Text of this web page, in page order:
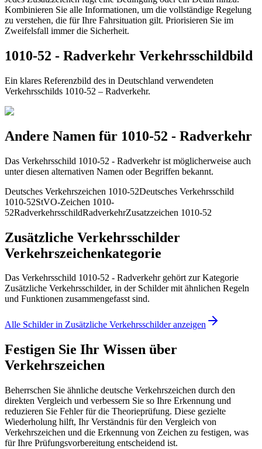
Kombinieren Sie alle Informationen, um die vollständige Regelung
zu verstehen, die für Ihre Fahrsituation gilt. Priorisieren Sie im
Zweifelsfall immer die Sicherheit.
1010-52 - Radverkehr Verkehrsschildbild
Ein klares Referenzbild des in Deutschland verwendeten
Verkehrsschilds 1010-52 – Radverkehr.
Andere Namen für 1010-52 - Radverkehr
Das Verkehrsschild 1010-52 - Radverkehr ist möglicherweise auch
unter diesen alternativen Namen oder Begriffen bekannt.
Deutsches Verkehrszeichen 1010-52Deutsches Verkehrsschild
1010-52StVO-Zeichen 1010-
52RadverkehrsschildRadverkehrZusatzzeichen 1010-52
Zusätzliche Verkehrsschilder
Verkehrszeichenkategorie
Das Verkehrsschild 1010-52 - Radverkehr gehört zur Kategorie
Zusätzliche Verkehrsschilder, in der Schilder mit ähnlichen Regeln
und Funktionen zusammengefasst sind.
Alle Schilder in Zusätzliche Verkehrsschilder anzeigen
Festigen Sie Ihr Wissen über
Verkehrszeichen
Beherrschen Sie ähnliche deutsche Verkehrszeichen durch den
direkten Vergleich und verbessern Sie so Ihre Erkennung und
reduzieren Sie Fehler für die Theorieprüfung. Diese gezielte
Wiederholung hilft, Ihr Verständnis für den Vergleich von
Verkehrszeichen und die Erkennung von Zeichen zu festigen, was
für Ihre Prüfungsvorbereitung entscheidend ist.